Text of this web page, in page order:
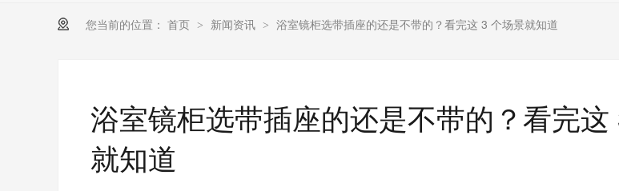
您当前的位置： 首页 > 新闻资讯 > 浴室镜柜选带插座的还是不带的？看完这 3 个场景就知道
浴室镜柜选带插座的还是不带的？看完
就知道